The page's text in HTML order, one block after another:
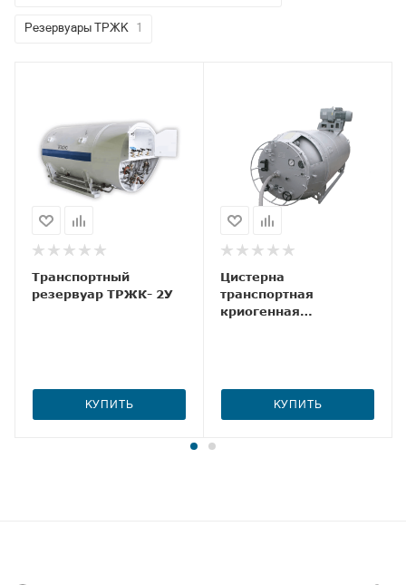
Резервуары ТРЖК 1
Транспортный
резервуар ТРЖК- 2У
КУПИТЬ
Цистерна
транспортная
криогенная
КУПИТЬ